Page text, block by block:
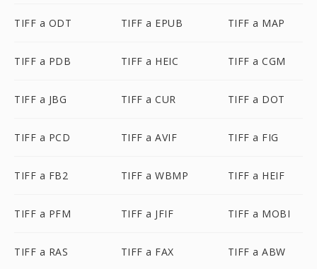
TIFF a ODT TIFF a EPUB TIFF a MAP
TIFF a PDB TIFF a HEIC TIFF a CGM
TIFF a JBG TIFF a CUR TIFF a DOT
TIFF a PCD TIFF a AVIF TIFF a FIG
TIFF a FB2 TIFF a WBMP TIFF a HEIF
TIFF a PFM TIFF a JFIF TIFF a MOBI
TIFF a RAS TIFF a FAX TIFF a ABW